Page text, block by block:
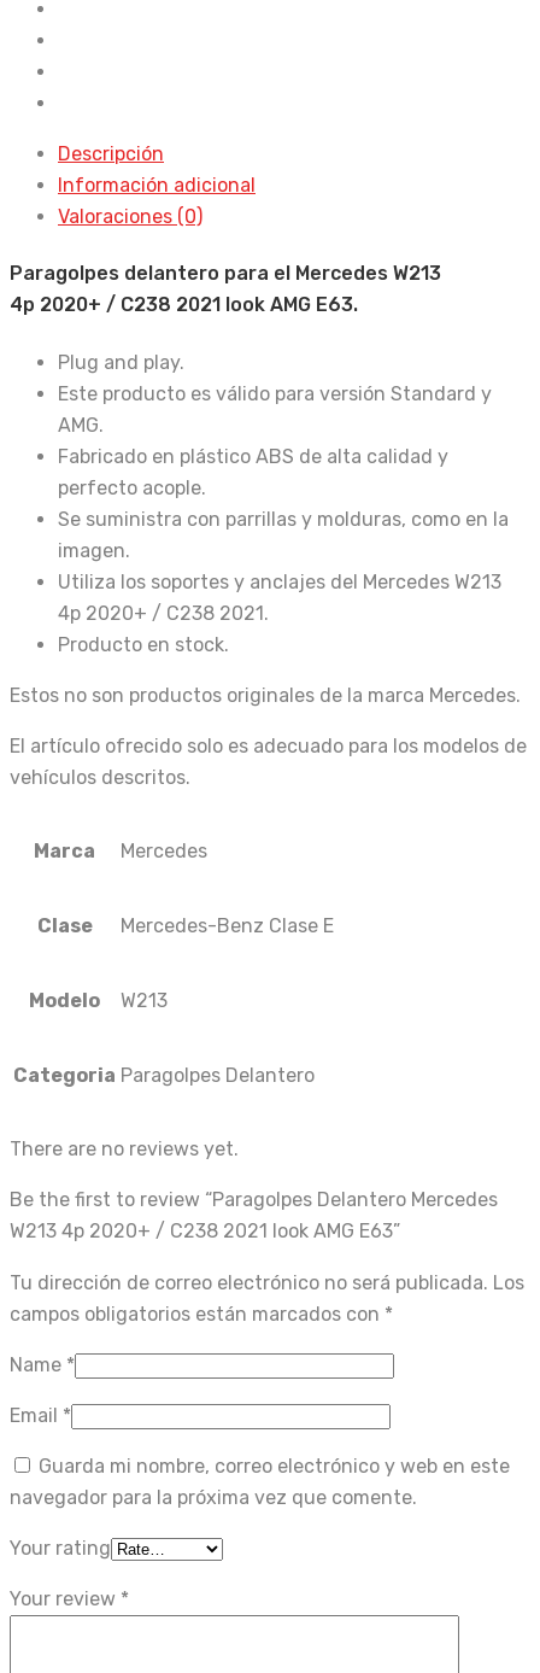
C238
2021
look
E63
cantidad
Descripción
Información adicional
Valoraciones (0)
Paragolpes delantero para el Mercedes W213
4p 2020+ / C238 2021 look AMG E63.
Plug and play.
Este producto es válido para versión Standard y
AMG.
Fabricado en plástico ABS de alta calidad y
perfecto acople.
Se suministra con parrillas y molduras, como en la
imagen.
Utiliza los soportes y anclajes del Mercedes W213
4p 2020+ / C238 2021.
Producto en stock.
Estos no son productos originales de la marca Mercedes.
El artículo ofrecido solo es adecuado para los modelos de
vehículos descritos.
Marca Mercedes
Clase Mercedes-Benz Clase E
Modelo W213
Categoria Paragolpes Delantero
There are no reviews yet.
Be the first to review “Paragolpes Delantero Mercedes
W213 4p 2020+ / C238 2021 look AMG E63”
Tu dirección de correo electrónico no será publicada. Los
campos obligatorios están marcados con *
Name *
Email *
Guarda mi nombre, correo electrónico y web en este
navegador para la próxima vez que comente.
Your rating
Your review *